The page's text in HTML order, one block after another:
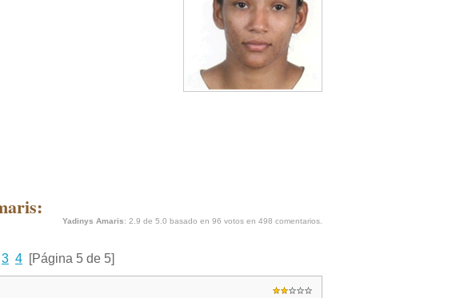
Yadinys Amaris: 2.9 de 5.0 basado en 96 votos en 498 comentarios.
3 4 [Página 5 de 5]